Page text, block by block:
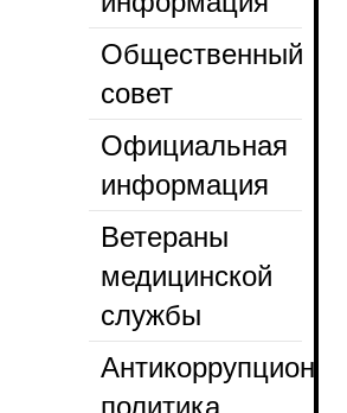
Общественный
совет
Официальная
информация
Ветераны
медицинской
службы
Антикоррупционная
политика